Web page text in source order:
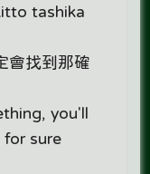
tashika
會找到那確
you'll
sure